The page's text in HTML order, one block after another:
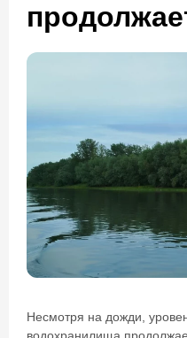
Несмотря на дожди,